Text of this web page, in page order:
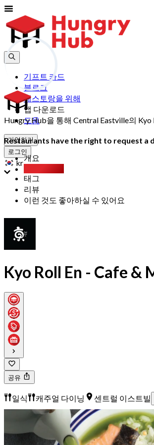
기프트 카드
블로그
레스토랑을 위해
앱 다운로드
도움
가입하기
로그인
kr
Hungry Hub을 통해 Central Eastville의
Restaurants have the right to request a
개요
태그
리뷰
이런 것도 좋아하실 수 있어요
Kyo Roll En - Cafe &
공유
일식 캐주얼 다이닝 센트럴 이스트빌